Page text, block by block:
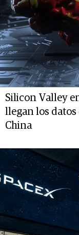
Silicon Valley
llegan los
China